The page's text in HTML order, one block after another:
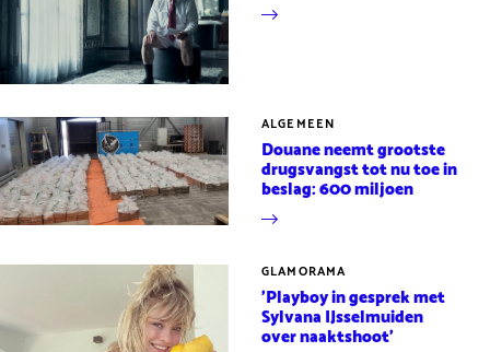
ALGEMEEN
Douane neemt grootste
drugsvangst tot nu toe in
beslag: 600 miljoen
GLAMORAMA
'Playboy in gesprek met
Sylvana IJsselmuiden
over naaktshoot'